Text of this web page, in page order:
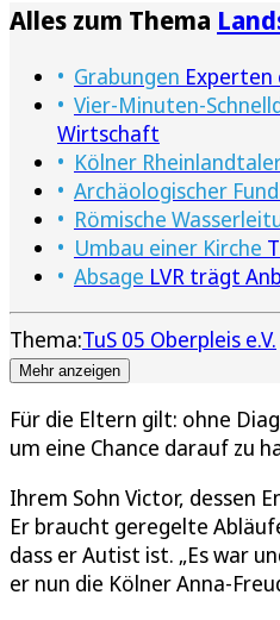
Alles zum Thema
Grabungen Experten
Vier-Minuten-
Wirtschaft
Kölner
Archäologischer Fund
Römische
Umbau einer Kirche
Absage LVR trägt
Thema:TuS 05 Oberpleis e.V.
Mehr anzeigen
Für die Eltern gilt: ohne
um eine Chance darauf zu
Ihrem Sohn Victor, dessen
Er braucht geregelte
dass er Autist ist. „Es war
er nun die Kölner Anna-